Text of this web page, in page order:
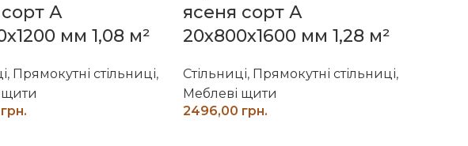
А
мм 1,08 м²
, Прямокутні стільниці,
щити
грн.
ясеня сорт А
20х800х1600 мм 1,28 м²
Стільниці, Прямокутні стільниці,
Меблеві щити
грн.